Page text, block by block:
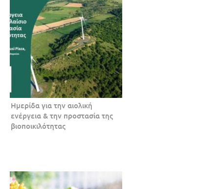
Ημερίδα για την αιολική
ενέργεια & την προστασία της
βιοποικιλότητας